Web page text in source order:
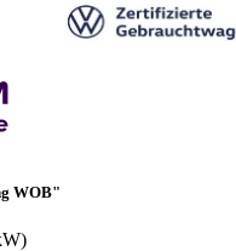
WOB"